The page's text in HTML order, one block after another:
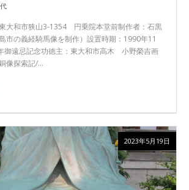
大和市狭山3-1354 円乗院本堂前制作者：石黒
市の義経騎馬像を制作）設置時期：1990年11
遠忌記念功徳主：東大和市高木 小野榮吉画
像探索記/…
2023年5月19日